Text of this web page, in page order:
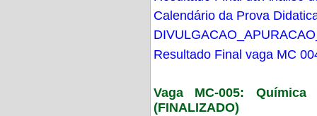
Calendário da Prova
Resultado Final vaga MC
Vaga MC-005:
(FINALIZADO)